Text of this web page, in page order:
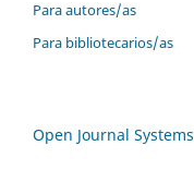
Para autores/as
Para bibliotecarios/as
Open Journal Systems